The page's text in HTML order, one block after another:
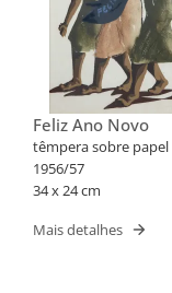
Feliz Ano Novo
têmpera sobre papel
1956/57
34 x 24 cm
Mais detalhes